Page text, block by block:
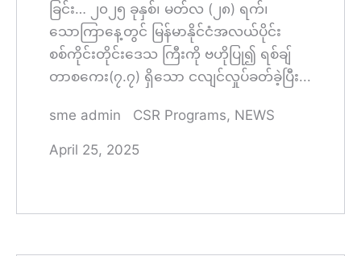
ခြင်း… ၂၀၂၅ ခုနှစ်၊ မတ်လ (၂၈) ရက်၊
သောကြာနေ့တွင် မြန်မာနိုင်ငံအလယ်ပိုင်း
စစ်ကိုင်းတိုင်းဒေသ ကြီးကို ဗဟိုပြု၍ ရစ်ချ်
တာစကေး(၇.၇) ရှိသော ငလျင်လှုပ်ခတ်ခဲ့ပြီး...
sme admin CSR Programs, NEWS
April 25, 2025